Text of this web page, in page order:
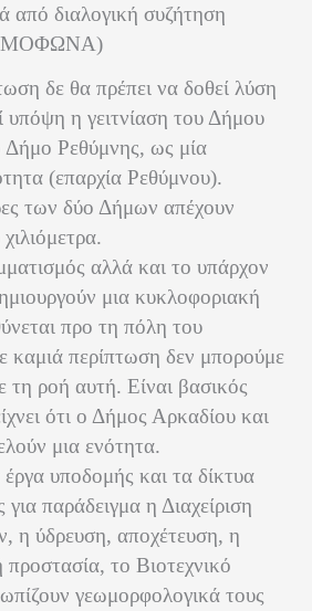
από διαλογική συζήτηση
δε θα πρέπει να δοθεί λύση
υπόψη η γειτνίαση του Δήμου
Δήμο Ρεθύμνης, ως μία
(επαρχία Ρεθύμνου).
των δύο Δήμων απέχουν
αλλά και το υπάρχον
μια κυκλοφοριακή
προ τη πόλη του
καμιά περίπτωση δεν μπορούμε
τη ροή αυτή. Είναι βασικός
ότι ο Δήμος Αρκαδίου και
μια ενότητα.
έργα υποδομής και τα δίκτυα
παράδειγμα η Διαχείριση
η ύδρευση, αποχέτευση, η
προστασία, το Βιοτεχνικό
γεωμορφολογικά τους